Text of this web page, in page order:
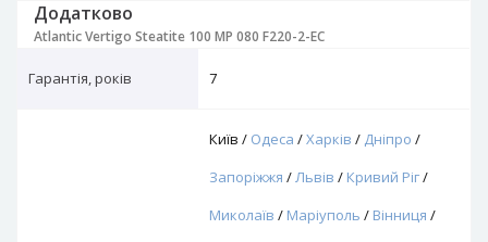
Додатково
Atlantic Vertigo Steatite 100 MP 080 F220-2-EC
Гарантія, років 7
Київ / Одеса /Харків / Дніпро /
Запоріжжя /Львів / Кривий Ріг/
Миколаїв / Маріуполь / Вінниця /